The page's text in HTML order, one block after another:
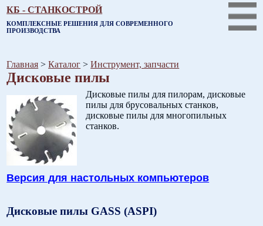
КБ - СТАНКОСТРОЙ
КОМПЛЕКСНЫЕ РЕШЕНИЯ ДЛЯ СОВРЕМЕННОГО
ПРОИЗВОДСТВА
Главная >Каталог >Инструмент, запчасти
Дисковые пилы
Дисковые пилы для пилорам, дисковые
пилы для брусовальных станков,
дисковые пилы для многопильных
станков.
Версия для настольных компьютеров
Дисковые пилы GASS (ASPI)